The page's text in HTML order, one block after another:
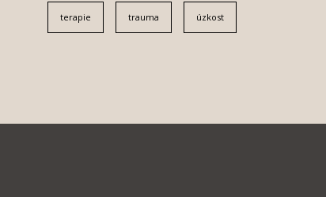
terapie trauma úzkost